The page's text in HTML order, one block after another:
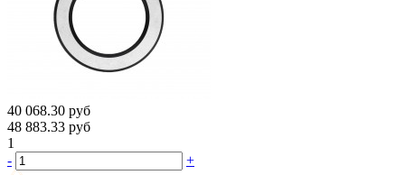
40 068.30 руб
48 883.33 руб
1
-
+